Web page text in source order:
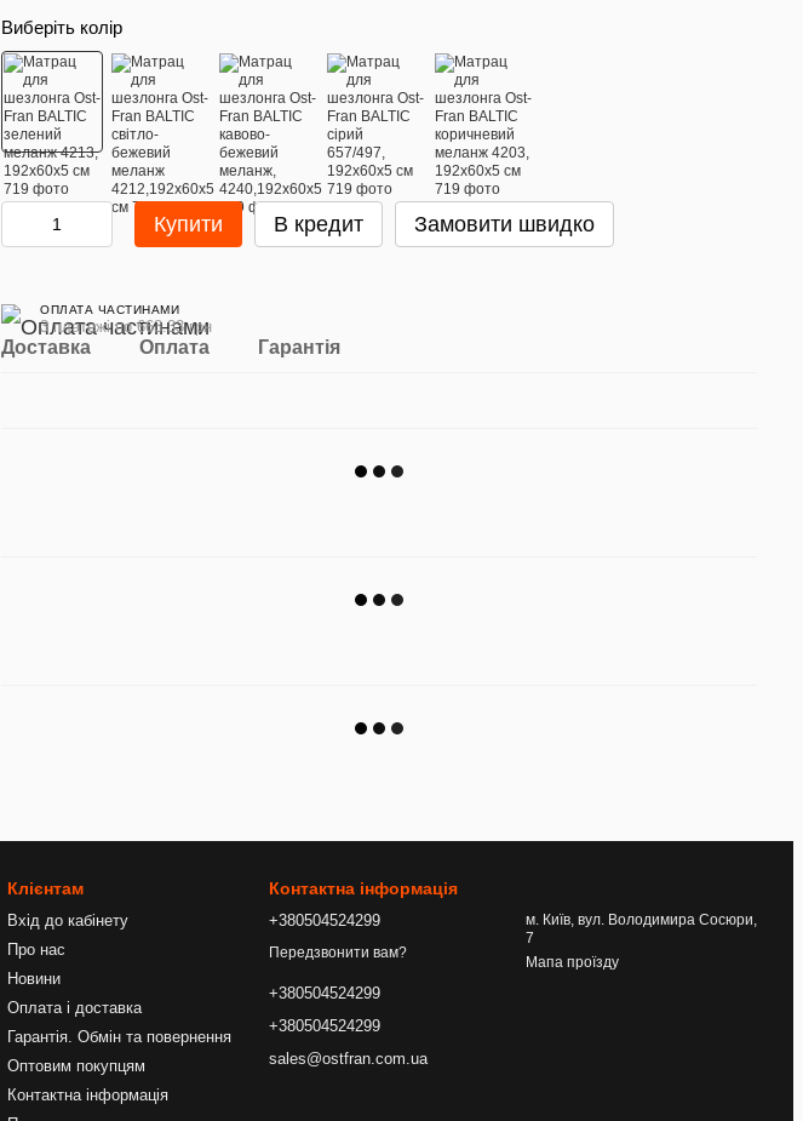
Виберіть колір
Купити В кредит Замовити швидко
ОПЛАТА ЧАСТИНАМИ
3 платежі по 663.33 грн
Доставка Оплата Гарантія
Клієнтам
Вхід до кабінету
Про нас
Новини
Оплата і доставка
Гарантія. Обмін та повернення
Оптовим покупцям
Контактна інформація
Контактна інформація
+380504524299
Передзвонити вам?
+380504524299
+380504524299
sales@ostfran.com.ua
м. Київ, вул. Володимира Сосюри,
7
Мапа проїзду